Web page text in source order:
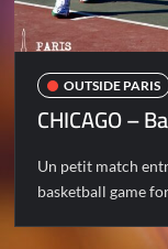
OUTSIDE PARIS
CHICAGO –
Un petit match
basketball game